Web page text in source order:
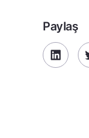
Paylaş